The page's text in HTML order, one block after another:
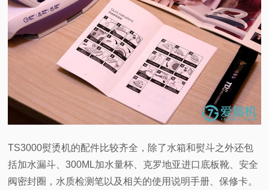
TS3000熨烫机的配件比较齐全，除了水箱和熨斗之外还包
括加水漏斗、300ML加水量杯、克罗地亚进口底板靴、安全
阀密封圈，水质检测笔以及相关的使用说明手册、保修卡。